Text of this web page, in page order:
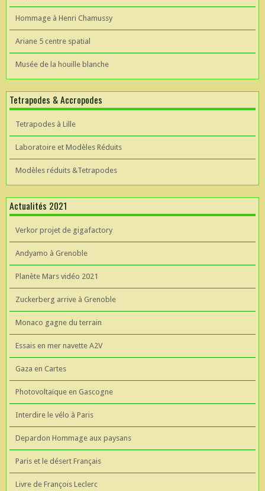
Hommage à Henri Chamussy
Ariane 5 centre spatial
Musée de la houille blanche
Tetrapodes & Accropodes
Tetrapodes à Lille
Laboratoire et Modèles Réduits
Modèles réduits &Tetrapodes
Actualités 2021
Verkor projet de gigafactory
Andyamo à Grenoble
Planète Mars vidéo 2021
Zuckerberg arrive à Grenoble
Monaco gagne du terrain
Essais en mer navette A2V
Gaza en Cartes
Photovoltaïque en Gascogne
Interdire le vélo à Paris
Depardon Hommage aux paysans
Paris et le désert Français
Livre de François Leclerc